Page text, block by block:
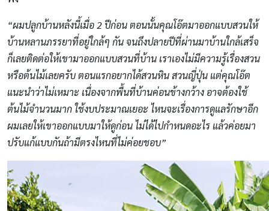
“ผมปลูกบ้านหลังนี้เมื่อ 2 ปีก่อน ตอนนั้นคุณโอ๊ตมาออกแบบสวนให้
บ้านหลานภรรยาที่อยู่ใกล้ๆ กัน จนถึงปลายปีที่ผ่านมาบ้านใกล้เสร็จ
ก็เลยติดต่อให้เขามาออกแบบสวนที่บ้าน เราเองไม่มีความรู้เรื่องสวน
หรือต้นไม้เลยครับ ตอนแรกอยากได้สวนหิน สวนญี่ปุ่น แต่คุณโอ๊ต
แนะนำว่าไม่เหมาะ เนื่องจากพื้นที่บ้านค่อนข้างกว้าง อาจต้องใช้
ต้นไม้จำนวนมาก ใช้งบประมาณเยอะ ไหนจะเรื่องการดูแลรักษาอีก
ผมเลยให้เขาออกแบบมาให้ดูก่อน ไม่ได้ไปกำหนดอะไร แล้วค่อยมา
ปรับแก้แบบกันถ้ามีตรงไหนที่ไม่ค่อยชอบ”